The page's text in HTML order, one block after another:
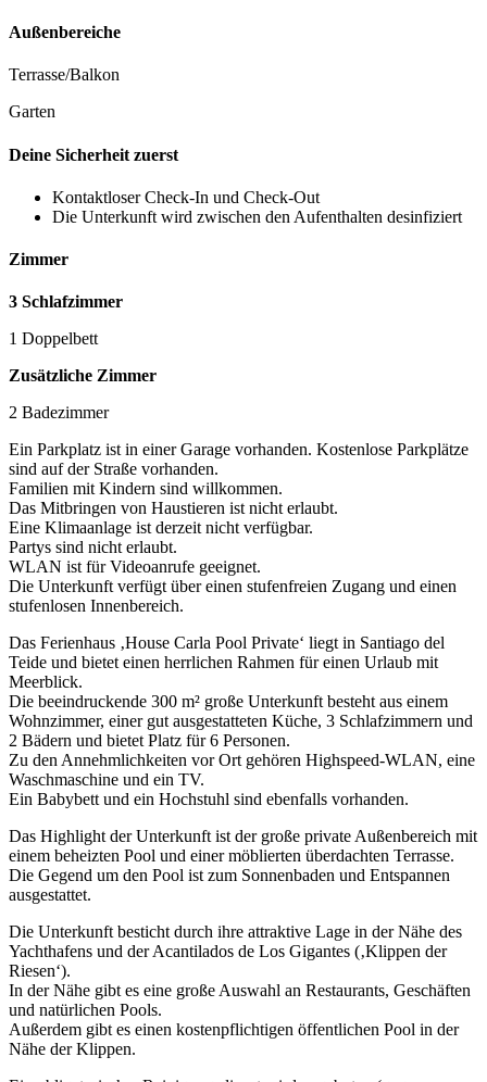
Außenbereiche
Terrasse/Balkon
Garten
Deine Sicherheit zuerst
Kontaktloser Check-In und Check-Out
Die Unterkunft wird zwischen den Aufenthalten desinfiziert
Zimmer
3 Schlafzimmer
1 Doppelbett
Zusätzliche Zimmer
2 Badezimmer
Ein Parkplatz ist in einer Garage vorhanden. Kostenlose Parkplätze
sind auf der Straße vorhanden.
Familien mit Kindern sind willkommen.
Das Mitbringen von Haustieren ist nicht erlaubt.
Eine Klimaanlage ist derzeit nicht verfügbar.
Partys sind nicht erlaubt.
WLAN ist für Videoanrufe geeignet.
Die Unterkunft verfügt über einen stufenfreien Zugang und einen
stufenlosen Innenbereich.
Das Ferienhaus ‚House Carla Pool Private‘ liegt in Santiago del
Teide und bietet einen herrlichen Rahmen für einen Urlaub mit
Meerblick.
Die beeindruckende 300 m² große Unterkunft besteht aus einem
Wohnzimmer, einer gut ausgestatteten Küche, 3 Schlafzimmern und
2 Bädern und bietet Platz für 6 Personen.
Zu den Annehmlichkeiten vor Ort gehören Highspeed-WLAN, eine
Waschmaschine und ein TV.
Ein Babybett und ein Hochstuhl sind ebenfalls vorhanden.
Das Highlight der Unterkunft ist der große private Außenbereich mit
einem beheizten Pool und einer möblierten überdachten Terrasse.
Die Gegend um den Pool ist zum Sonnenbaden und Entspannen
ausgestattet.
Die Unterkunft besticht durch ihre attraktive Lage in der Nähe des
Yachthafens und der Acantilados de Los Gigantes (‚Klippen der
Riesen‘).
In der Nähe gibt es eine große Auswahl an Restaurants, Geschäften
und natürlichen Pools.
Außerdem gibt es einen kostenpflichtigen öffentlichen Pool in der
Nähe der Klippen.